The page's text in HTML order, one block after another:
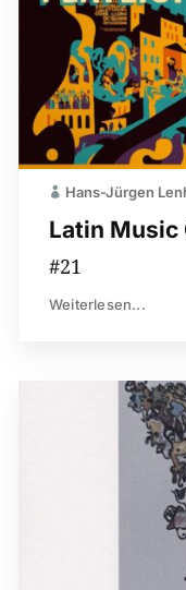
Latin Music
Hans-Jürgen
#21
Weiterlesen...